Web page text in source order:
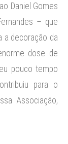
Daniel Gomes
– que
a decoração da
dose de
pouco tempo
para o
Associação,